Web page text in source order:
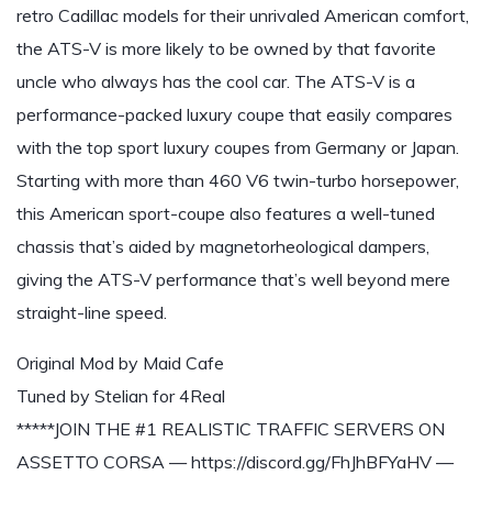
retro Cadillac models for their unrivaled American comfort,
the ATS-V is more likely to be owned by that favorite
uncle who always has the cool car. The ATS-V is a
performance-packed luxury coupe that easily compares
with the top sport luxury coupes from Germany or Japan.
Starting with more than 460 V6 twin-turbo horsepower,
this American sport-coupe also features a well-tuned
chassis that’s aided by magnetorheological dampers,
giving the ATS-V performance that’s well beyond mere
straight-line speed.
Original Mod by Maid Cafe
Tuned by Stelian for 4Real
*****JOIN THE #1 REALISTIC TRAFFIC SERVERS ON
ASSETTO CORSA — https://discord.gg/FhJhBFYaHV —